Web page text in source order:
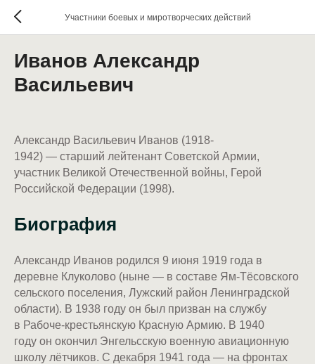
Участники боевых и миротворческих действий
Иванов Александр
Васильевич
Александр Васильевич Иванов (1918-
1942) — старший лейтенант Советской Армии,
участник Великой Отечественной войны, Герой
Российской Федерации (1998).
Биография
Александр Иванов родился 9 июня 1919 года в
деревне Клуколово (ныне — в составе Ям-Тёсовского
сельского поселения, Лужский район Ленинградской
области). В 1938 году он был призван на службу
в Рабоче-крестьянскую Красную Армию. В 1940
году он окончил Энгельсскую военную авиационную
школу лётчиков. С декабря 1941 года — на фронтах